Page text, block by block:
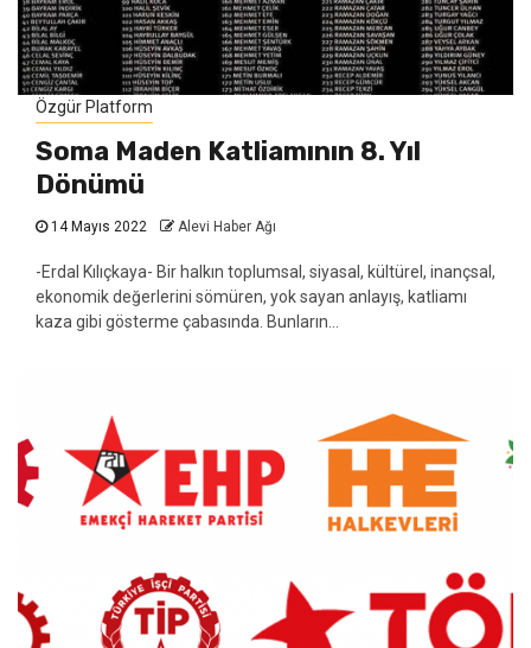
Özgür Platform
Soma Maden Katliamının 8. Yıl
Dönümü
14 Mayıs 2022 Alevi Haber Ağı
-Erdal Kılıçkaya- Bir halkın toplumsal, siyasal, kültürel, inançsal,
ekonomik değerlerini sömüren, yok sayan anlayış, katliamı
kaza gibi gösterme çabasında. Bunların...